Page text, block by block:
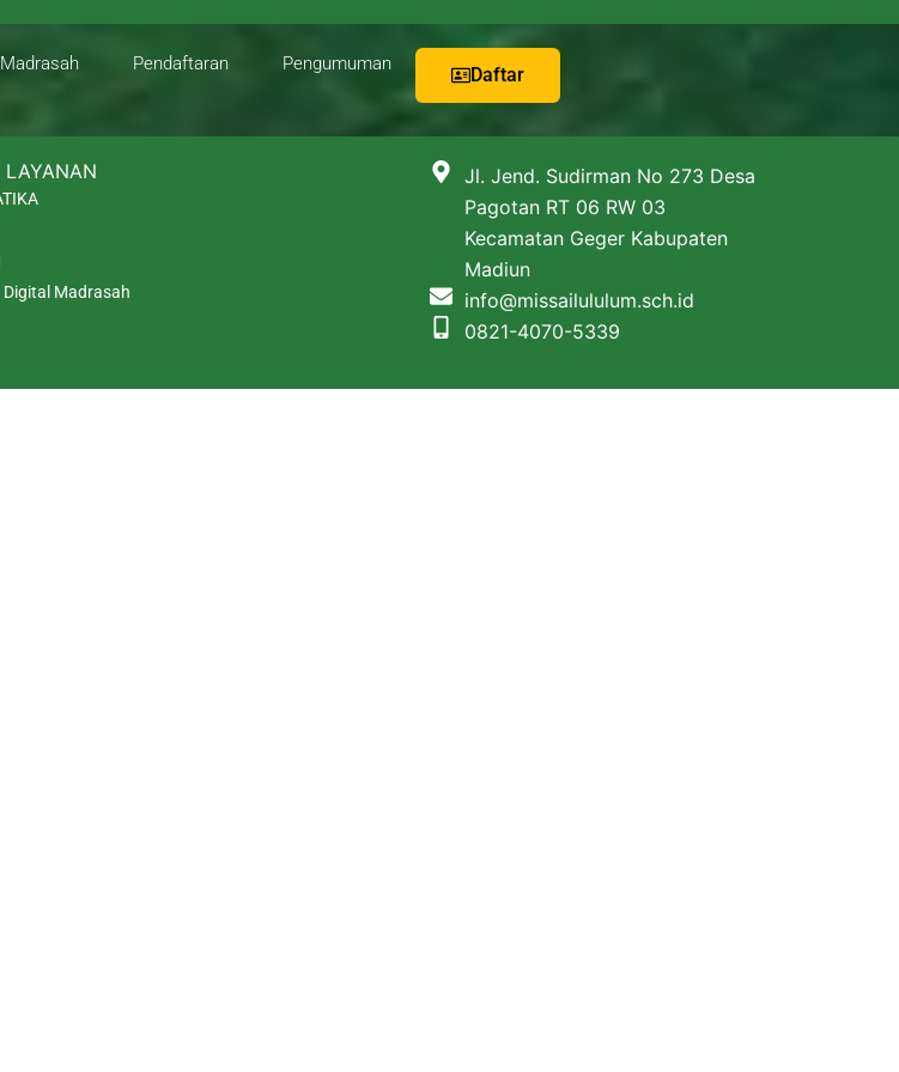
Pendaftaran Pengumuman Daftar
LAYANAN
Digital Madrasah
Jl. Jend. Sudirman No 273 Desa
Pagotan RT 06 RW 03
Kecamatan Geger Kabupaten
Madiun
info@missailululum.sch.id
0821-4070-5339